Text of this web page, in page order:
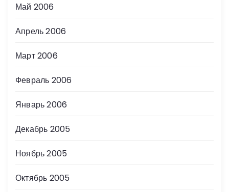
Май 2006
Апрель 2006
Март 2006
Февраль 2006
Январь 2006
Декабрь 2005
Ноябрь 2005
Октябрь 2005